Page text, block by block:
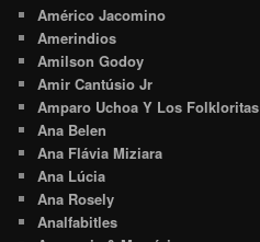
Américo Jacomino
Amerindios
Amilson Godoy
Amir Cantúsio Jr
Amparo Uchoa Y Los Folkloritas
Ana Belen
Ana Flávia Miziara
Ana Lúcia
Ana Rosely
Analfabitles